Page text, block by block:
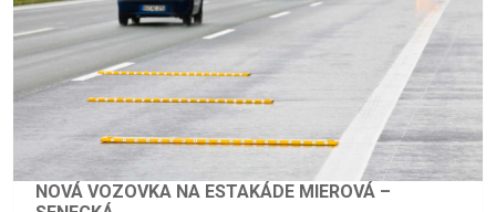
NOVÁ VOZOVKA NA ESTAKÁDE MIEROVÁ –